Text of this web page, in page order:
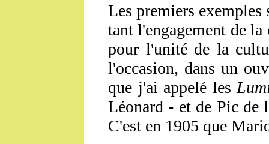
Les premiers
tant l'engagement de
pour l'unité de la
l'occasion, dans un
que j'ai appelé les
Léonard - et de Pic de
C'est en 1905 que